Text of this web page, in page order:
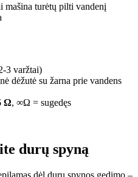
mašina turėtų pilti vandenį
3 varžtai)
dėžutė su žarna prie vandens
Ω, ∞Ω = sugedęs
durų spyną
dėl durų spynos gedimo –